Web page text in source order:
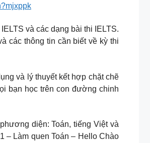
và các dạng bài thi IELTS.
các thông tin cần biết về kỳ thi
và lý thuyết kết hợp chặt chẽ
bạn học trên con đường chinh
diện: Toán, tiếng Việt và
– Làm quen Toán – Hello Chào